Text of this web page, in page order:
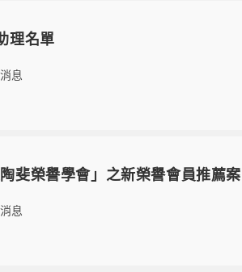
理名單
息
斐榮譽學會」之新榮譽會員推薦案
息